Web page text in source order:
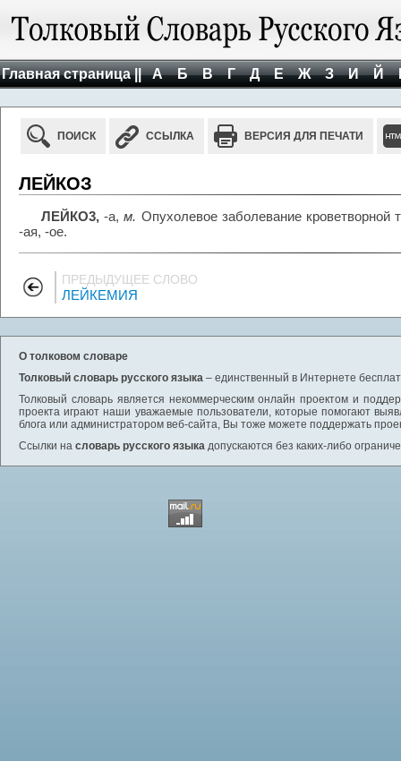
Главная страница || А Б В Г Д Е Ж З И Й
ПОИСК ССЫЛКА ВЕРСИЯ ДЛЯ ПЕЧАТИ
ЛЕЙКОЗ
ЛЕЙКО3, -а,м. Опухолевое заболевание кроветворной
-ая, -ое.
ПРЕДЫДУЩЕЕ СЛОВО
ЛЕЙКЕМИЯ
О толковом словаре
Толковый словарь русского языка – единственный в Интернете
Толковый словарь является некоммерческим онлайн проектом и
проекта играют наши уважаемые пользователи, которые помогают
блога или администратором веб-сайта, Вы тоже можете поддержать
Ссылки на словарь русского языка допускаются без каких-либо